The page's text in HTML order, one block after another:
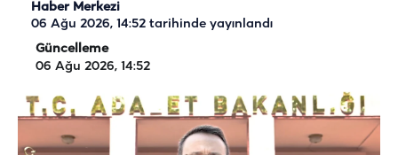
Haber Merkezi
06 Ağu 2026, 14:52 tarihinde yayınlandı
Güncelleme
06 Ağu 2026, 14:52